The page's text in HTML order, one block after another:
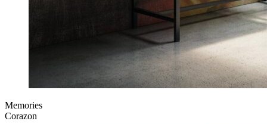
Memories
Corazon